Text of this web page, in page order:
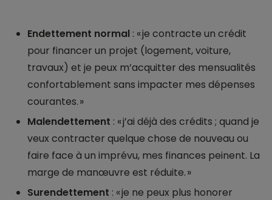
Endettement normal : « je contracte un crédit
pour financer un projet (logement, voiture,
travaux) et je peux m’acquitter des mensualités
confortablement sans impacter mes dépenses
courantes. »
Malendettement : « j’ai déjà des crédits ; quand je
veux contracter quelque chose de nouveau ou
faire face à un imprévu, mes finances peinent. La
marge de manœuvre est réduite. »
Surendettement : « je ne peux plus honorer